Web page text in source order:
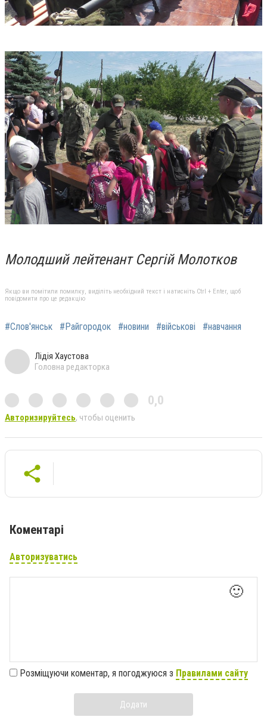
Молодший лейтенант Сергій Молотков
Якщо ви помітили помилку, виділіть необхідний текст і натисніть Ctrl + Enter, щоб
повідомити про це редакцію
#Слов'янськ #Райгородок #новини #військові #навчання
Лідія Хаустова
Головна редакторка
0,0
Авторизируйтесь, чтобы оценить
Коментарі
Авторизуватись
🙂
Розміщуючи коментар, я погоджуюся з Правилами сайту
Додати